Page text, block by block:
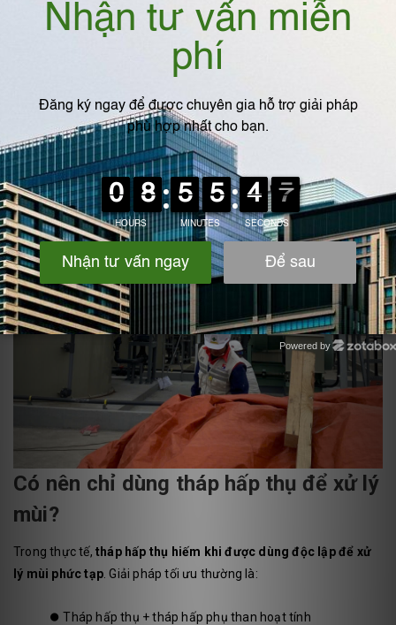
Có nên chỉ dùng tháp hấp thụ để xử lý
mùi?
Trong thực tế, tháp hấp thụ hiếm khi được dùng độc lập để xử
lý mùi phức tạp . Giải pháp tối ưu thường là:
⏺️Tháp hấp thụ + tháp hấp phụ than hoạt tính
Powered by